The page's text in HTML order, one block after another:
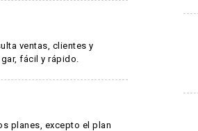
ventas, clientes y
fácil y rápido.
planes, excepto el plan